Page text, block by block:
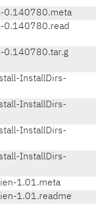
0.140780.meta
0.140780.read
0.140780.tar.g
InstallDirs-
InstallDirs-
InstallDirs-
InstallDirs-
1.01.meta
1.01.readme